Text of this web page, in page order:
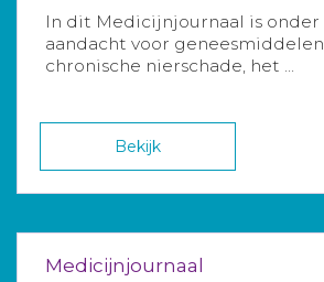
In dit Medicijnjournaal is onder
aandacht voor
chronische nierschade, het ...
Bekijk
Medicijnjournaal